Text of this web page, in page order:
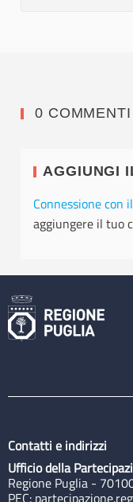
0 COMMENTI
AGGIUNGI
Connessione con
aggiungere il tuo
Contatti e indirizzi
Ufficio della
Regione Puglia -
PEC: